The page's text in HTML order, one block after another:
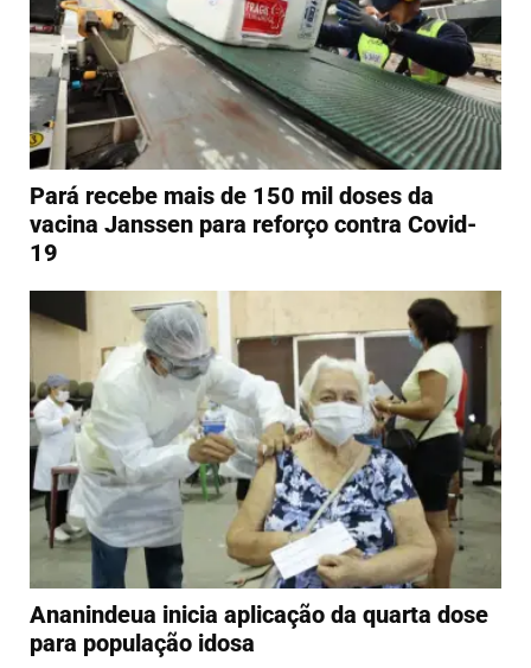
Pará recebe mais de 150 mil doses da
vacina Janssen para reforço contra Covid-
19
Ananindeua inicia aplicação da quarta dose
para população idosa